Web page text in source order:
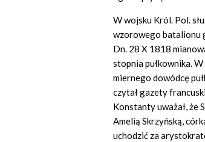
W wojsku Król. Pol.
wzorowego batalionu
Dn. 28 X 1818
stopnia pułkownika.
miernego dowódcę
czytał gazety
Konstanty uważał, że
Amelią Skrzyńską,
uchodzić za